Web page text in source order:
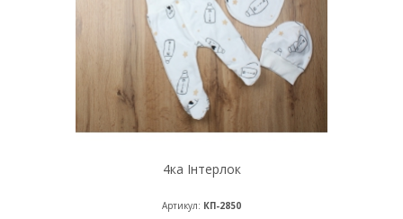
4ка Інтерлок
Артикул: КП-2850